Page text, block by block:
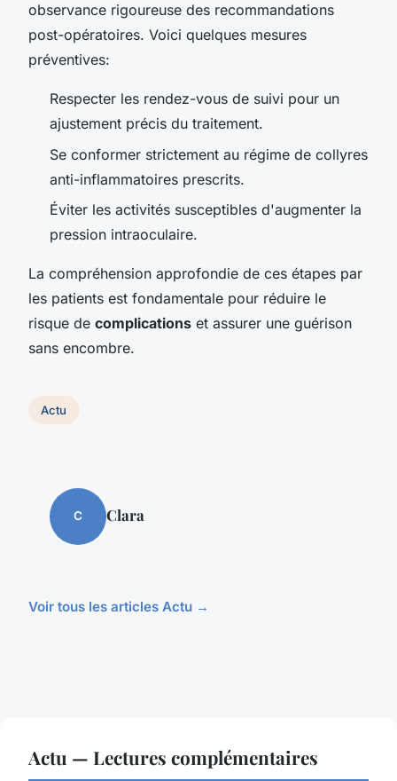
observance rigoureuse des recommandations
post-opératoires. Voici quelques mesures
préventives:
Respecter les rendez-vous de suivi pour un
ajustement précis du traitement.
Se conformer strictement au régime de collyres
anti-inflammatoires prescrits.
Éviter les activités susceptibles d'augmenter la
pression intraoculaire.
La compréhension approfondie de ces étapes par
les patients est fondamentale pour réduire le
risque de complications et assurer une guérison
sans encombre.
Actu
C Clara
Voir tous les articles Actu →
Actu — Lectures complémentaires